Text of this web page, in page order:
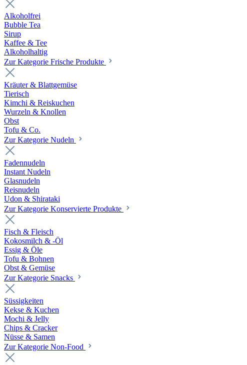
Alkoholfrei
Bubble Tea
Sirup
Kaffee & Tee
Alkoholhaltig
Zur Kategorie Frische Produkte
Kräuter & Blattgemüse
Tierisch
Kimchi & Reiskuchen
Wurzeln & Knollen
Obst
Tofu & Co.
Zur Kategorie Nudeln
Fadennudeln
Instant Nudeln
Glasnudeln
Reisnudeln
Udon & Shirataki
Zur Kategorie Konservierte Produkte
Fisch & Fleisch
Kokosmilch & -Öl
Essig & Öle
Tofu & Bohnen
Obst & Gemüse
Zur Kategorie Snacks
Süssigkeiten
Kekse & Kuchen
Mochi & Jelly
Chips & Cracker
Nüsse & Samen
Zur Kategorie Non-Food